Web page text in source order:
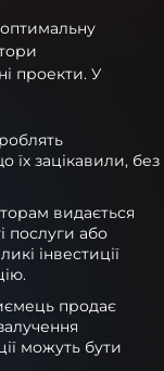
проекти. У
їх зацікавили, без
видається
послуги або
інвестиції
продає
можуть бути